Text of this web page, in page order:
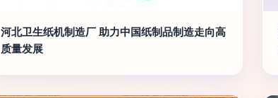
河北卫生纸机制造厂 助力中国纸制品制造走向高
质量发展